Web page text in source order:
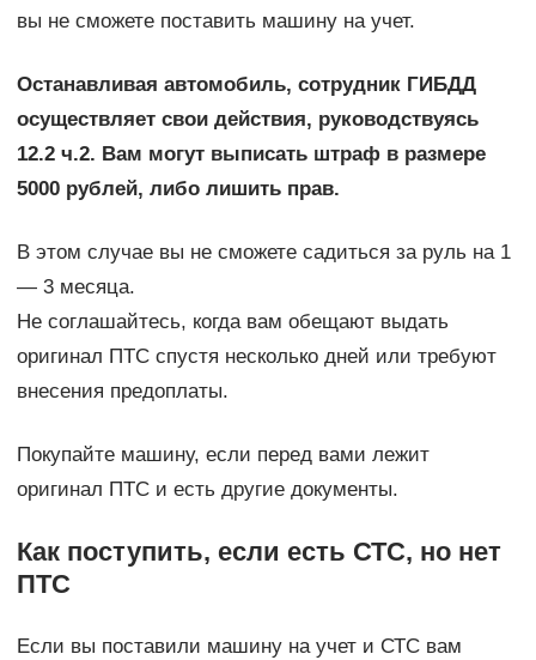
вы не сможете поставить машину на учет.
Останавливая автомобиль, сотрудник ГИБДД
осуществляет свои действия, руководствуясь
12.2 ч.2. Вам могут выписать штраф в размере
5000 рублей, либо лишить прав.
В этом случае вы не сможете садиться за руль на 1
— 3 месяца.
Не соглашайтесь, когда вам обещают выдать
оригинал ПТС спустя несколько дней или требуют
внесения предоплаты.
Покупайте машину, если перед вами лежит
оригинал ПТС и есть другие документы.
Как поступить, если есть СТС, но нет
ПТС
Если вы поставили машину на учет и СТС вам